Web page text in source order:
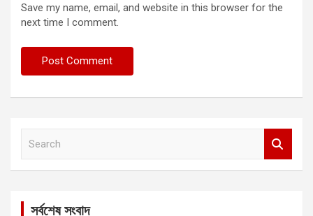
Save my name, email, and website in this browser for the
next time I comment.
সর্বশেষ সংবাদ